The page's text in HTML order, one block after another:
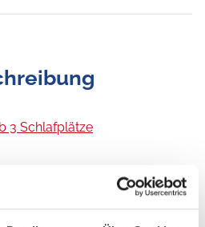
3 Schlafplätze